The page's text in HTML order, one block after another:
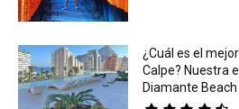
¿Cuál es el
Calpe? Nuestra
Diamante